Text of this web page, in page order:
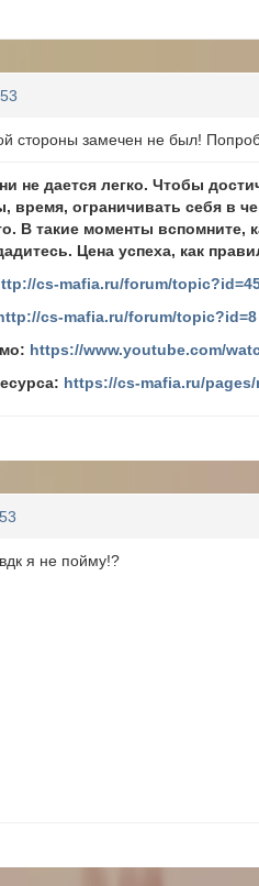
стороны замечен не был!
не дается легко. Чтобы
время, ограничивать себя в
В такие моменты
Цена успеха, как
cs-mafia.ru/forum/
cs-mafia.ru/forum/topic?id=8
https://www.youtube.com/
https://cs-mafia.ru/pages/
я не пойму!?